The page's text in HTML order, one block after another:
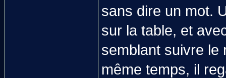
sans dire un mot.
sur la table, et
semblant suivre le
même temps, il